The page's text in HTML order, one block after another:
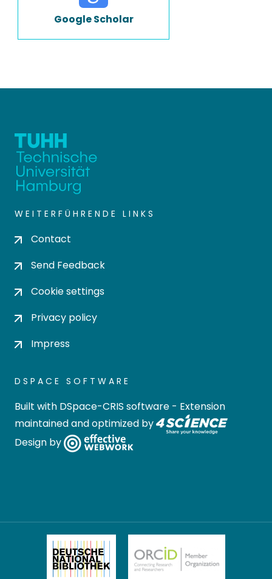
Google Scholar
WEITERFÜHRENDE LINKS
Contact
Send Feedback
Cookie settings
Privacy policy
Impress
DSPACE SOFTWARE
Built with DSpace-CRIS software - Extension
maintained and optimized by
Design by